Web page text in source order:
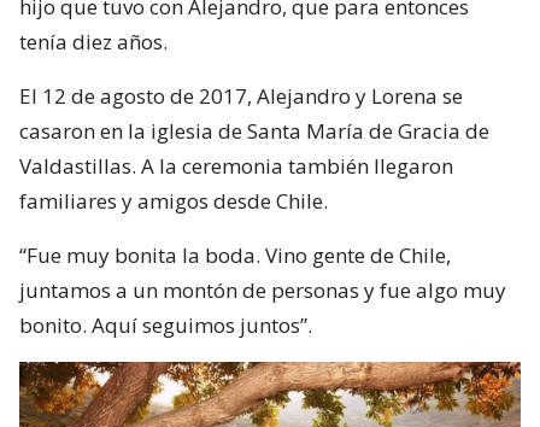
hijo que tuvo con Alejandro, que para entonces
tenía diez años.
El 12 de agosto de 2017, Alejandro y Lorena se
casaron en la iglesia de Santa María de Gracia de
Valdastillas. A la ceremonia también llegaron
familiares y amigos desde Chile.
“Fue muy bonita la boda. Vino gente de Chile,
juntamos a un montón de personas y fue algo muy
bonito. Aquí seguimos juntos”.